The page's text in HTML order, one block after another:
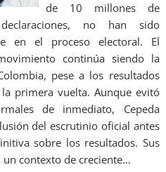
de 10 millones de
no han sido
en el proceso electoral. El
continúa siendo la
pese a los resultados
primera vuelta. Aunque evitó
de inmediato, Cepeda
del escrutinio oficial antes
sobre los resultados. Sus
un contexto de creciente…